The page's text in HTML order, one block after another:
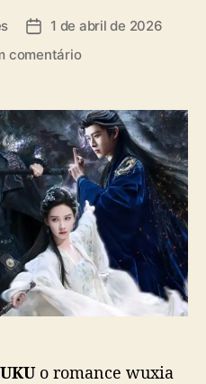
D
d
p
u
b
l
i
c
a
ç
ã
1 de abril de 2026
comentárioe
V
e
i
l
o
f
S
h
a
d
”
o romance wuxia